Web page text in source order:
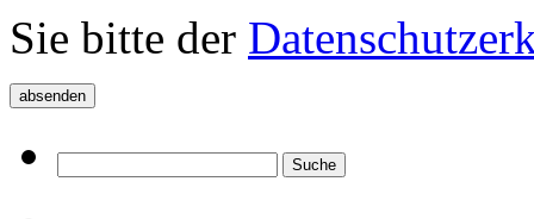
Sie bitte der